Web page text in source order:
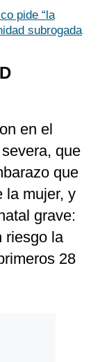
pide “la
subrogada
en el
que
que
la mujer, y
grave:
riesgo la
28